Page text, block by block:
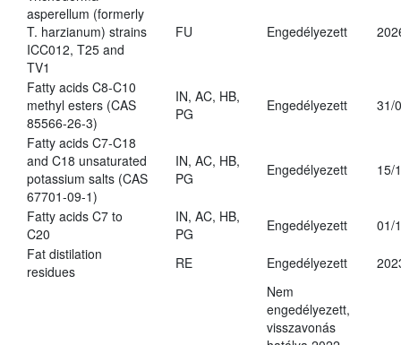
asperellum (formerly
T. harzianum) strains
ICC012, T25 and
TV1
FU Engedélyezett
Fatty acids C8-C10
methyl esters (CAS
85566-26-3)
IN, AC, HB,
PG
Engedélyezett 31/
Fatty acids C7-C18
and C18 unsaturated
potassium salts (CAS
67701-09-1)
IN, AC, HB,
PG
Engedélyezett 15/
Fatty acids C7 to
C20
IN, AC, HB,
PG
Engedélyezett
01/
Fat distilation
residues
RE Engedélyezett
Nem
engedélyezett,
visszavonás